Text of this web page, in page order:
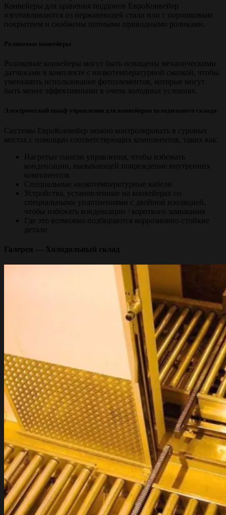
Конвейеры для хранения поддонов ЕвроКонвейер
изготавливаются из нержавеющей стали или с порошковым
покрытием и снабжены цепными приводными роликами.
Роликовые конвейеры
Роликовые конвейеры могут быть оснащены механическими
датчиками в комплекте с низкотемпературной смазкой, чтобы
уменьшить использование фотоэлементов, которые могут
быть менее эффективными в очень холодных условиях.
Электрический шкаф управления для конвейеров холодильного склада
Системы ЕвроКонвейер можно контролировать в суровых
местах с помощью соответствующих компонентов, таких как:
Нагретые панели управления, чтобы избежать
конденсации, вызывающей повреждение внутренних
компонентов
Специальные низкотемпературные кабели
Устройства, установленные на конвейерах со
специальными уплотнениями с двойной изоляцией,
чтобы избежать конденсации / короткого замыкания
Где это возможно подбираются коррозионно-стойкие
детали
Галерея — Холодильный склад